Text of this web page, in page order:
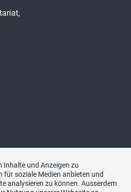
Inhalte und Anzeigen zu
für soziale Medien anbieten und
analysieren zu können. Ausserdem